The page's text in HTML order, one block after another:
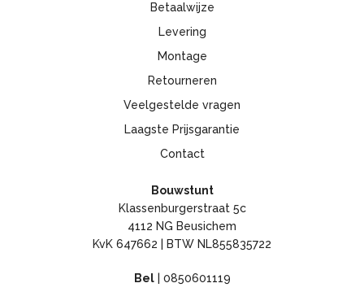
Betaalwijze
Levering
Montage
Retourneren
Veelgestelde vragen
Laagste Prijsgarantie
Contact
Bouwstunt
Klassenburgerstraat 5c
4112 NG Beusichem
KvK 647662 | BTW NL855835722
Bel| 0850601119